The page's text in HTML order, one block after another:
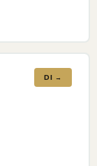
DI →